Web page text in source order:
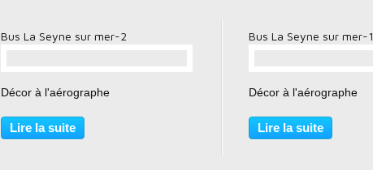
Bus La Seyne sur mer-2
Décor à l'aérographe
Lire la suite
Bus La Seyne sur mer-1
Décor à l'aérographe
Lire la suite